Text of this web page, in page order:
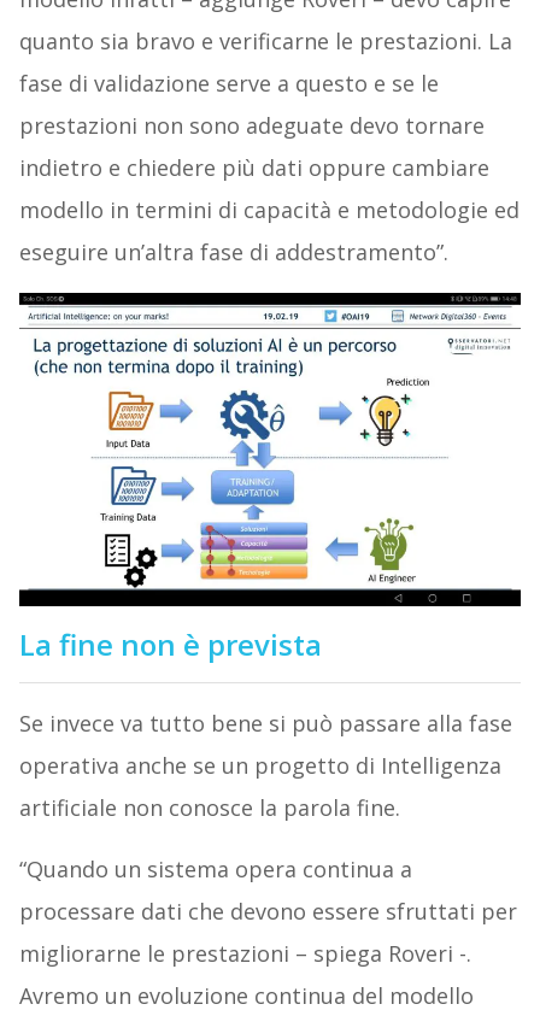
quanto sia bravo e verificarne le prestazioni. La
fase di validazione serve a questo e se le
prestazioni non sono adeguate devo tornare
indietro e chiedere più dati oppure cambiare
modello in termini di capacità e metodologie ed
eseguire un’altra fase di addestramento”.
La fine non è prevista
Se invece va tutto bene si può passare alla fase
operativa anche se un progetto di Intelligenza
artificiale non conosce la parola fine.
“Quando un sistema opera continua a
processare dati che devono essere sfruttati per
migliorarne le prestazioni – spiega Roveri -.
Avremo un evoluzione continua del modello